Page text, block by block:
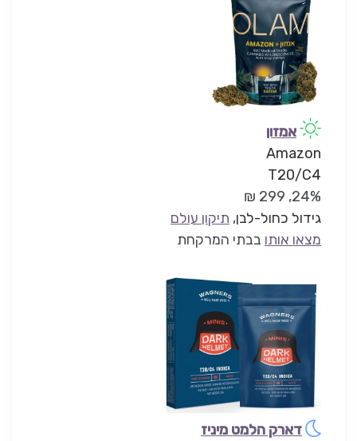
אמזון
Amazon
T20/C4
24%, 299 ₪
גידול כחול-לבן, תיקון עולם
מצאו אותו בבתי המרקחת
דארק הלמט מיניז